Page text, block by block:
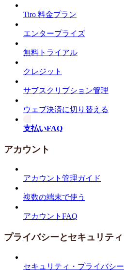
Tiro 料金プラン
エンタープライズ
無料トライアル
クレジット
サブスクリプション管理
ウェブ決済に切り替える
支払いFAQ
アカウント
アカウント管理ガイド
複数の端末で使う
アカウントFAQ
プライバシーとセキュリティ
セキュリティ・プライバシー